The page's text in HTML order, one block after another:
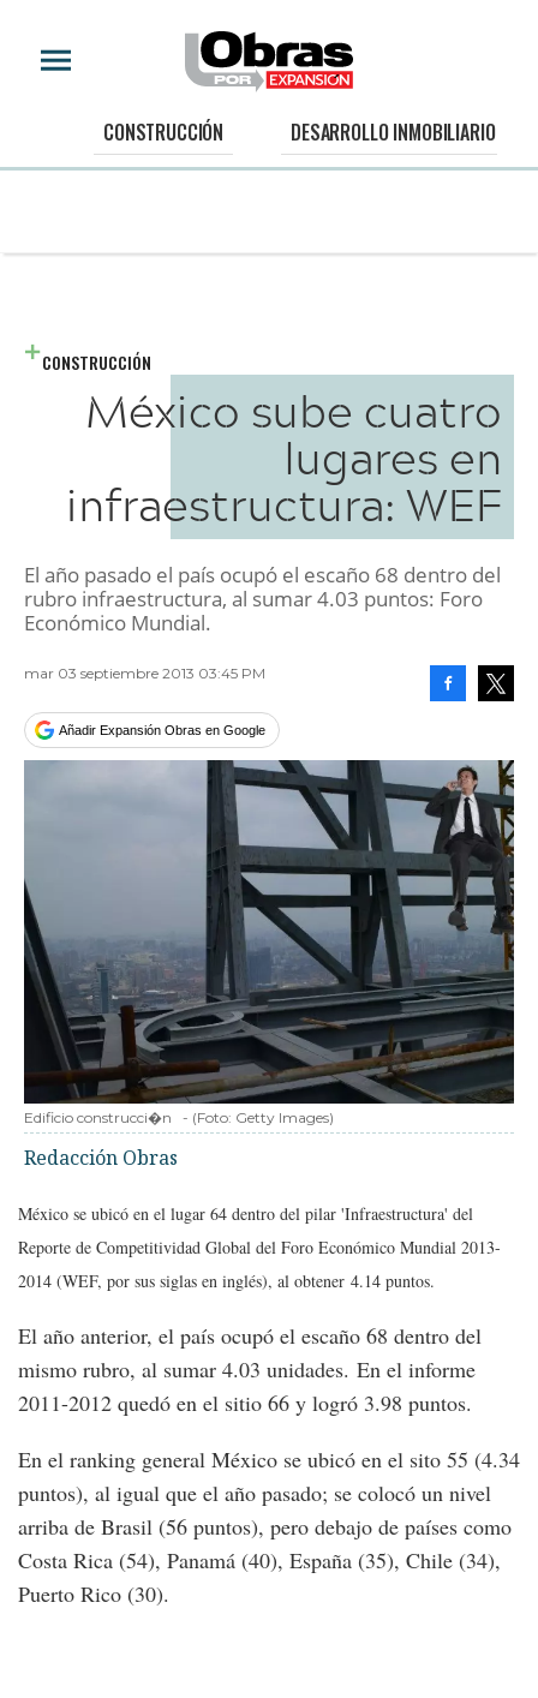
CONSTRUCCIÓN DESARROLLO INMOBILIARIO
CONSTRUCCIÓN
México sube cuatro
lugares en
infraestructura: WEF
El año pasado el país ocupó el escaño 68 dentro del
rubro infraestructura, al sumar 4.03 puntos: Foro
Económico Mundial.
mar 03 septiembre 2013 03:45 PM
Añadir Expansión Obras en Google
Edificio construcci�n - (Foto: Getty Images)
Redacción Obras
México se ubicó en el lugar 64 dentro del pilar 'Infraestructura' del
Reporte de Competitividad Global del Foro Económico Mundial 2013-
2014 (WEF, por sus siglas en inglés), al obtener 4.14 puntos.
El año anterior, el país ocupó el escaño 68 dentro del
mismo rubro, al sumar 4.03 unidades. En el informe
2011-2012 quedó en el sitio 66 y logró 3.98 puntos.
En el ranking general México se ubicó en el sito 55 (4.34
puntos), al igual que el año pasado; se colocó un nivel
arriba de Brasil (56 puntos), pero debajo de países como
Costa Rica (54), Panamá (40), España (35), Chile (34),
Puerto Rico (30).